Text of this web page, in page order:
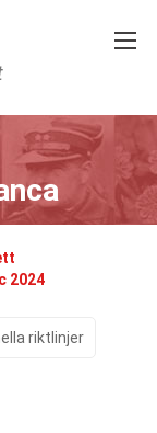
2024
riktlinjer